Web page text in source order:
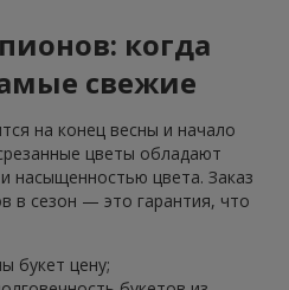
когда
свежие
на конец весны и начало
цветы обладают
насыщенностью цвета. Заказ
в сезон — это гарантия, что
букет цену;